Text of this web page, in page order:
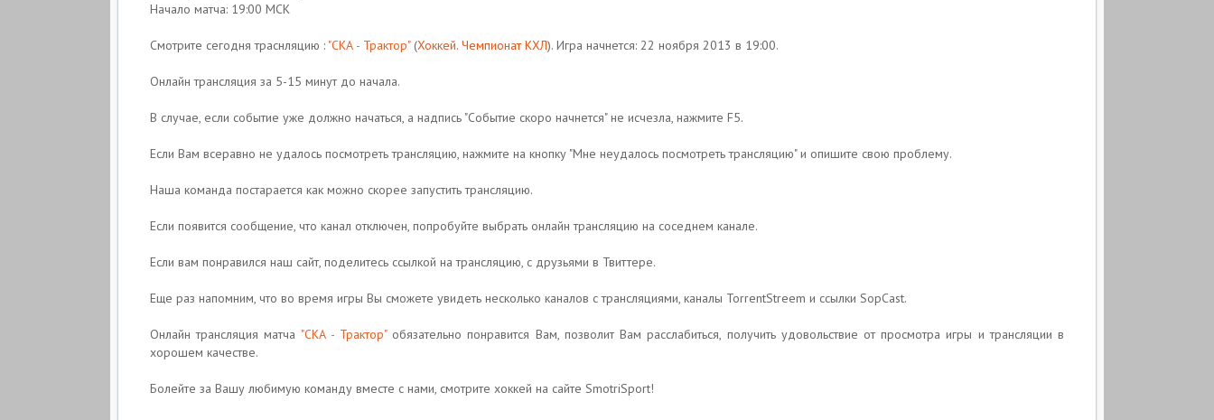
Начало матча: 19:00 МСК
Смотрите сегодня траснляцию : "СКА - Трактор"(Хоккей. Чемпионат КХЛ). Игра начнется: 22 ноября 2013 в 19:00.
Онлайн трансляция за 5-15 минут до начала.
В случае, если событие уже должно начаться, а надпись "Событие скоро начнется" не исчезла, нажмите F5.
Если Вам всеравно не удалось посмотреть трансляцию, нажмите на кнопку "Мне неудалось посмотреть трансляцию" и опишите свою проблему.
Наша команда постарается как можно скорее запустить трансляцию.
Если появится сообщение, что канал отключен, попробуйте выбрать онлайн трансляцию на соседнем канале.
Если вам понравился наш сайт, поделитесь ссылкой на трансляцию, с друзьями в Твиттере.
Еще раз напомним, что во время игры Вы сможете увидеть несколько каналов с трансляциями, каналы TorrentStreem и ссылки SopCast.
Онлайн трансляция матча "СКА - Трактор"обязательно понравится Вам, позволит Вам расслабиться, получить удовольствие от просмотра игры и трансляции в
хорошем качестве.
Болейте за Вашу любимую команду вместе с нами, смотрите хоккей на сайте SmotriSport!